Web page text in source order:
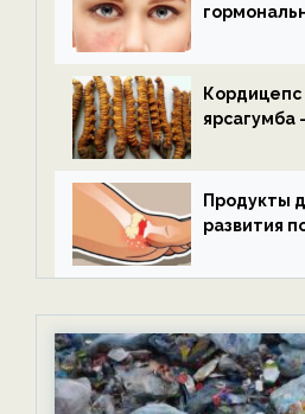
Кордицепс
ярсагумба
Продукты
развития